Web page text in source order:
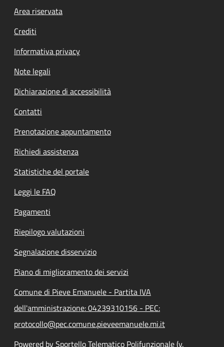
Footer menu
Area riservata
Crediti
Informativa privacy
Note legali
Dichiarazione di accessibilità
Contatti
Prenotazione appuntamento
Richiedi assistenza
Statistiche del portale
Leggi le FAQ
Pagamenti
Riepilogo valutazioni
Segnalazione disservizio
Piano di miglioramento dei servizi
Comune di Pieve Emanuele - Partita IVA
dell'amministrazione: 04239310156 - PEC:
protocollo@pec.comune.pieveemanuele.mi.it
Powered by Sportello Telematico Polifunzionale (v.